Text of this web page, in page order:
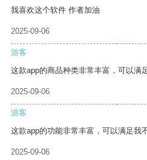
我喜欢这个软件 作者加油
2025-09-06
游客
这款app的商品种类非常丰富，可以满
2025-09-06
游客
这款app的功能非常丰富，可以满足我
2025-09-06